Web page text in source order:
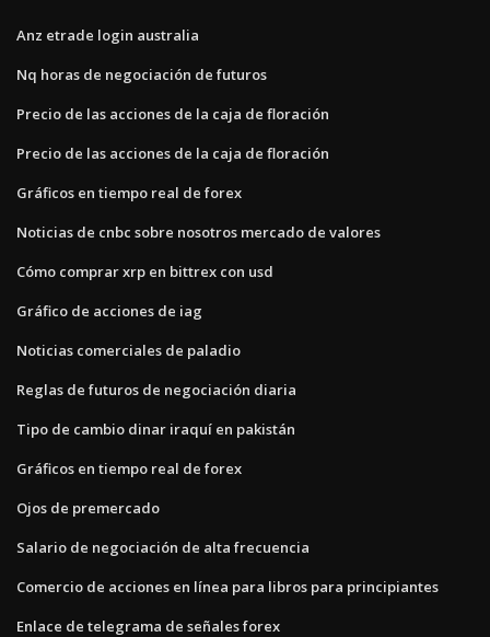
Anz etrade login australia
Nq horas de negociación de futuros
Precio de las acciones de la caja de floración
Precio de las acciones de la caja de floración
Gráficos en tiempo real de forex
Noticias de cnbc sobre nosotros mercado de valores
Cómo comprar xrp en bittrex con usd
Gráfico de acciones de iag
Noticias comerciales de paladio
Reglas de futuros de negociación diaria
Tipo de cambio dinar iraquí en pakistán
Gráficos en tiempo real de forex
Ojos de premercado
Salario de negociación de alta frecuencia
Comercio de acciones en línea para libros para principiantes
Enlace de telegrama de señales forex